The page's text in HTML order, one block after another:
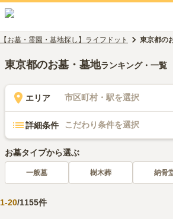
【お墓・霊園・墓地探し】ライフドット 東京都の
東京都のお墓・墓地ランキング・一覧
エリア 市区町村・駅を選択
詳細条件 こだわり条件を選択
お墓タイプから選ぶ
一般墓 樹木葬 納骨
1-20/1155件